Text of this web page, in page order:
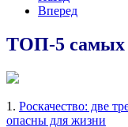
Вперед
ТОП-5 самых
1. Роскачество: две
опасны для жизни